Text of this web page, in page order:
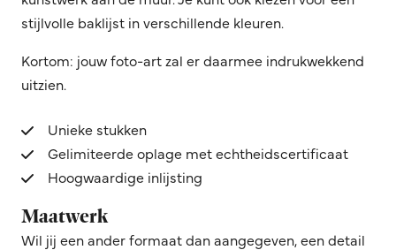
stijlvolle baklijst in verschillende kleuren.
Kortom: jouw foto-art zal er daarmee indrukwekkend
uitzien.
Unieke stukken
Gelimiteerde oplage met echtheidscertificaat
Hoogwaardige inlijsting
Maatwerk
Wil jij een ander formaat dan aangegeven, een detail